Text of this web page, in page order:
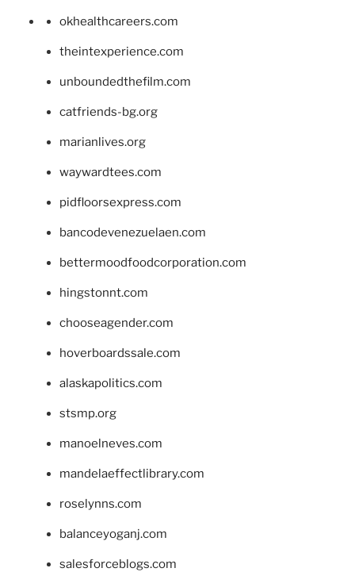
okhealthcareers.com
theintexperience.com
unboundedthefilm.com
catfriends-bg.org
marianlives.org
waywardtees.com
pidfloorsexpress.com
bancodevenezuelaen.com
bettermoodfoodcorporation.com
hingstonnt.com
chooseagender.com
hoverboardssale.com
alaskapolitics.com
stsmp.org
manoelneves.com
mandelaeffectlibrary.com
roselynns.com
balanceyoganj.com
salesforceblogs.com